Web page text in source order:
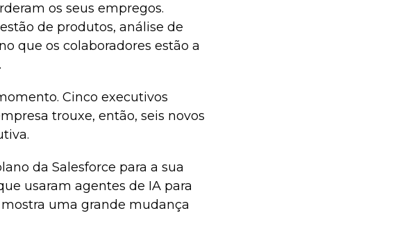
os seus empregos.
de produtos, análise de
que os colaboradores estão a
Cinco executivos
trouxe, então, seis novos
da Salesforce para a sua
usaram agentes de IA para
uma grande mudança